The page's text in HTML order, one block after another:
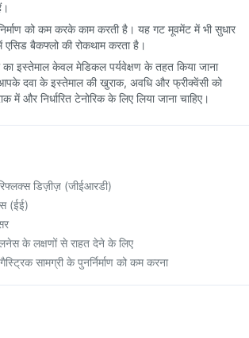
को कम करके काम करती है। यह गट मूवमेंट में भी सुधार
बैकफ्लो की रोकथाम करता है।
इस्तेमाल केवल मेडिकल पर्यवेक्षण के तहत किया जाना
दवा के इस्तेमाल की खुराक, अवधि और फ्रीक्वेंसी को
में और निर्धारित टेनोरिक के लिए लिया जाना चाहिए।
डिज़ीज़ (जीईआरडी)
(ईई)
के लक्षणों से राहत देने के लिए
सामग्री के पुनर्निर्माण को कम करना